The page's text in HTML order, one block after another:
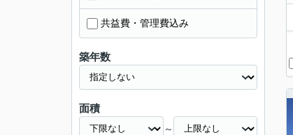
共益費・管理費込み
築年数
面積
～